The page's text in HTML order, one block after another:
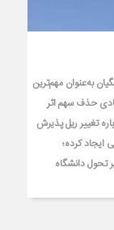
به‌عنوان مهم‌ترین
حذف سهم اثر
تغییر ریل پذیرش
کرده؛
تحول دانشگاه